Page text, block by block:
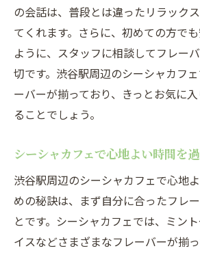
の会話は、普段とは違ったリラック
てくれます。さらに、初めての方で
ように、スタッフに相談してフレー
切です。渋谷駅周辺のシーシャカフ
ーバーが揃っており、きっとお気に
ることでしょう。
シーシャカフェで心地よい時間を
渋谷駅周辺のシーシャカフェで心地
めの秘訣は、まず自分に合ったフレ
とです。シーシャカフェでは、ミン
イスなどさまざまなフレーバーが揃